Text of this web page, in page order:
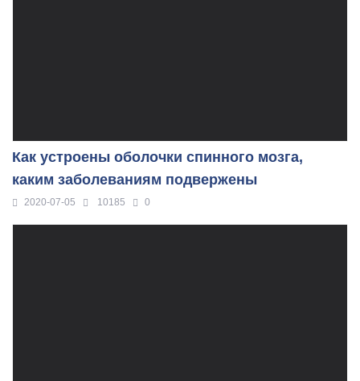
Как устроены оболочки спинного мозга,
каким заболеваниям подвержены
2020-07-05 10185 0